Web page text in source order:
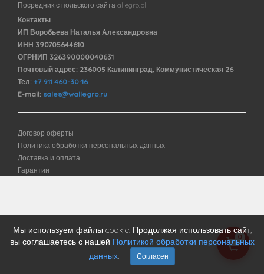
Посредник с польского сайта allegro.pl
Контакты
ИП Воробьева Наталья Александровна
ИНН 390705644610
ОГРНИП 326390000040631
Почтовый адрес: 236005 Калининград, Коммунистическая 26
Тел: +7 911 460-30-16
E-mail: sales@wallegro.ru
Договор оферты
Политика обработки персональных данных
Доставка и оплата
Гарантии
0
Мы используем файлы cookie. Продолжая использовать сайт,
вы соглашаетесь с нашей Политикой обработки персональных
данных
Согласен